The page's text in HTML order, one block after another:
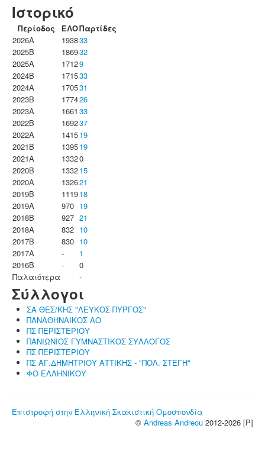
Ιστορικό
Περίοδος ΕΛΟΠαρτίδες
2026A
193833
2025B
186932
2025A
17129
2024B
171533
2024A
170531
2023B
177426
2023Α
1661 33
2022B
169237
2022A
141519
2021B
139519
2021A
13320
2020B
133215
2020A
132621
2019B
111918
2019A
970 19
2018B
927 21
2018A
832 10
2017B
830 10
2017A
-
1
2016B
-
0
Παλαιότερα
-
Σύλλογοι
ΣΑ ΘΕΣ/ΚΗΣ "ΛΕΥΚΟΣ ΠΥΡΓΟΣ"
ΠΑΝΑΘΗΝΑΪΚΟΣ ΑΟ
ΠΣ ΠΕΡΙΣΤΕΡΙΟΥ
ΠΑΝΙΩΝΙΟΣ ΓΥΜΝΑΣΤΙΚΟΣ ΣΥΛΛΟΓΟΣ
ΠΣ ΠΕΡΙΣΤΕΡΙΟΥ
ΠΣ ΑΓ.ΔΗΜΗΤΡΙΟΥ ΑΤΤΙΚΗΣ - "ΠΟΛ. ΣΤΕΓΗ"
ΦΟ ΕΛΛΗΝΙΚΟΥ
Επιστροφή στην Ελληνική Σκακιστική Ομοσπονδία
© Andreas Andreou 2012-2026 [P]